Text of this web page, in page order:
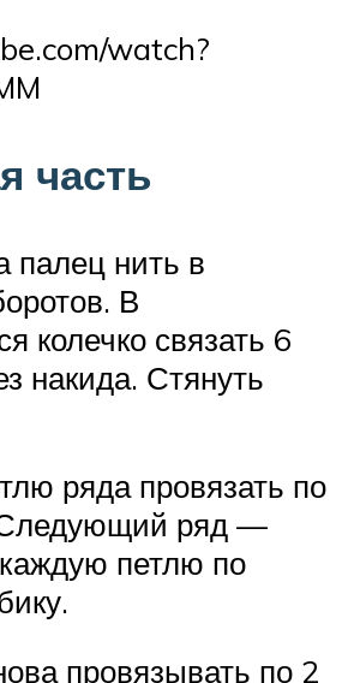
watch?
часть
палец нить в
В
колечко связать 6
накида. Стянуть
ряда провязать по
Следующий ряд —
петлю по
провязывать по 2